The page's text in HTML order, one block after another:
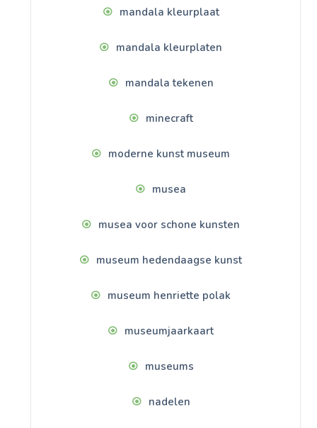
mandala kleurplaat
mandala kleurplaten
mandala tekenen
minecraft
moderne kunst museum
musea
musea voor schone kunsten
museum hedendaagse kunst
museum henriette polak
museumjaarkaart
museums
nadelen